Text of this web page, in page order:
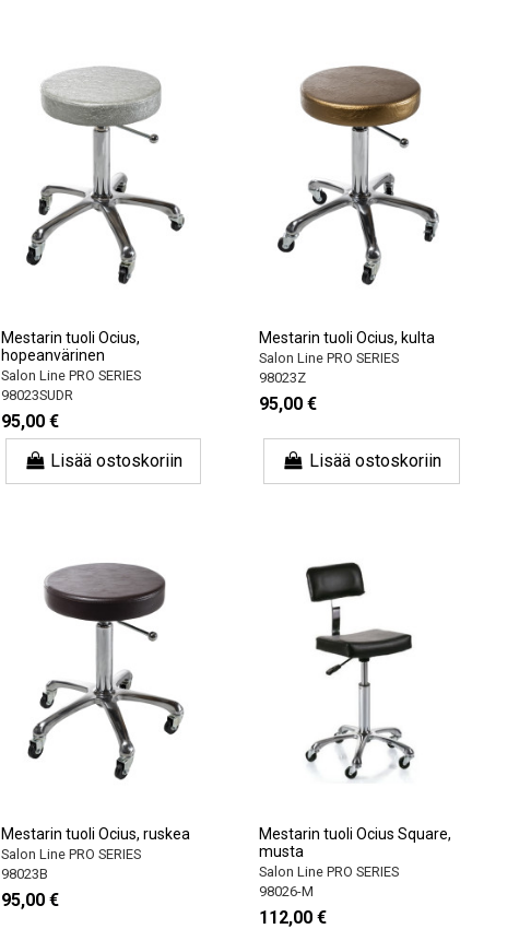
Mestarin tuoli Ocius,
hopeanvärinen
Salon Line PRO SERIES
98023SUDR
95,00 €
Lisää ostoskoriin
Mestarin tuoli Ocius, kulta
Salon Line PRO SERIES
98023Z
95,00 €
Lisää ostoskoriin
Mestarin tuoli Ocius, ruskea
Salon Line PRO SERIES
98023B
95,00 €
Mestarin tuoli Ocius Square,
musta
Salon Line PRO SERIES
98026-M
112,00 €